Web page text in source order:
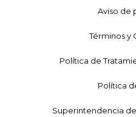
Aviso de
Términos y
Política de
Política
Superintendencia